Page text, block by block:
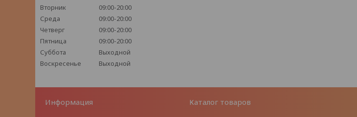
Вторник
09:00-20:00
Среда
09:00-20:00
Четверг
09:00-20:00
Пятница
09:00-20:00
Суббота
Выходной
Воскресенье
Выходной
Информация Каталог товаров